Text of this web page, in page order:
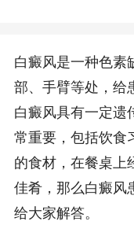
白癜风是一种色素
部、手臂等处，给
白癜风具有一定遗
常重要，包括饮食
的食材，在餐桌上
佳肴，那么白癜风
给大家解答。